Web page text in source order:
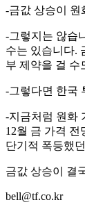
-금값 상승이 원
-그렇지는 않습
수는 있습니다.
부 제약을 걸 수
-그렇다면 한국
-지금처럼 원화
12월 금 가격 전
단기적 폭등했
금값 상승이 결
bell@tf.co.kr